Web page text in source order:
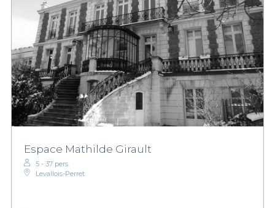
Espace Mathilde Girault
5 - 37 pers.
Levallois-Perret